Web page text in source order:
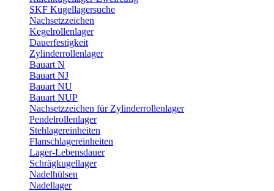
SKF Kugellagersuche
Nachsetzzeichen
Kegelrollenlager
Dauerfestigkeit
Zylinderrollenlager
Bauart N
Bauart NJ
Bauart NU
Bauart NUP
Nachsetzzeichen für Zylinderrollenlager
Pendelrollenlager
Stehlagereinheiten
Flanschlagereinheiten
Lager-Lebensdauer
Schrägkugellager
Nadelhülsen
Nadellager